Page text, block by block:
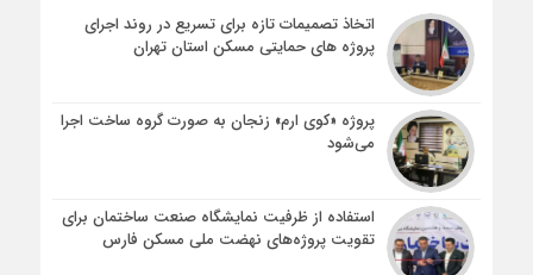
اتخاذ تصمیمات تازه برای تسریع در روند اجرای
پروژه های حمایتی مسکن استان تهران
پروژه «کوی ارم» زنجان به صورت گروه ساخت اجرا
می‌شود
استفاده از ظرفیت نمایشگاه صنعت ساختمان برای
تقویت پروژه‌های نهضت ملی مسکن فارس